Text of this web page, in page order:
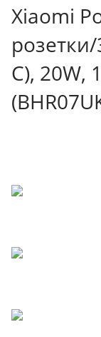
Xiaomi
розетки/
C), 20W,